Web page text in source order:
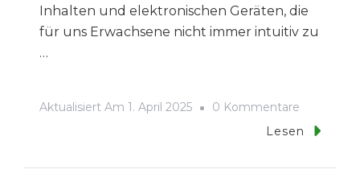
Inhalten und elektronischen Geräten, die
für uns Erwachsene nicht immer intuitiv zu
…
Aktualisiert Am 1. April 2025 0 Kommentare
Lesen